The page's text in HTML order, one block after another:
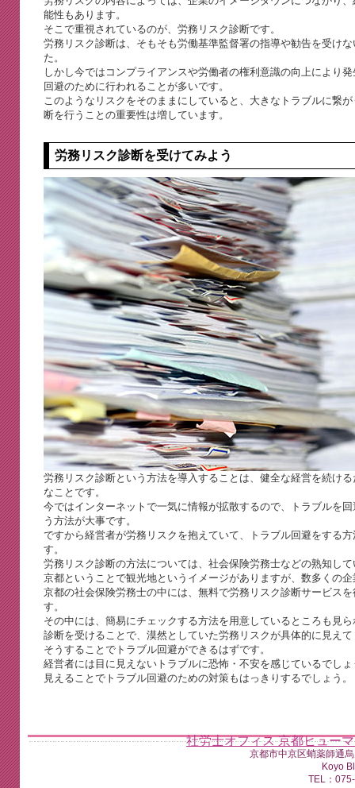
能性もあります。
そこで重視されているのが、労務リスク診断です。
労務リスク診断は、そもそも労働基準監督署の指導や勧告を受け
た。
しかし今ではコンプライアンスや労働者の権利意識の向上により
回避のために行われることが多いです。
このようなリスクをそのままにしていると、大きなトラブルに繋
断を行うことの重要性は増しています。
労務リスク診断を受けてみよう
労務リスク診断という方法を導入することは、健全な経営を続け
なことです。
今ではインターネットで一気に情報が拡散するので、トラブルを
う方法が大事です。
ですから経営者が労務リスクを抱えていて、トラブル回避をする
す。
労務リスク診断の方法については、社会保険労務士などの熟知し
京都ということで観光地というイメージがありますが、数多くの
京都の社会保険労務士の中には、無料で労務リスク診断サービス
す。
その中には、簡易にチェックする方法を用意しているところも見
診断を受けることで、漠然としていた労務リスクが具体的に見え
そうすることでトラブル回避ができるはずです。
経営者には目に見えないトラブルに恐怖・不安を感じているでし
見えることでトラブル回避のための対策もはっきりするでしょう。
社労士オフィス 京都ヒュー
京都市中京区蛸薬師通
Koyo
TEL：